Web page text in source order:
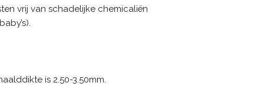
vrij van schadelijke chemicaliën
is 2.50-3.50mm.